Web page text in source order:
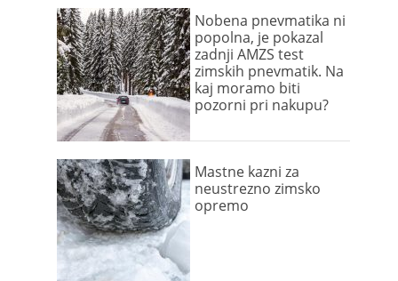
Nobena pnevmatika ni
popolna, je pokazal
zadnji AMZS test
zimskih pnevmatik. Na
kaj moramo biti
pozorni pri nakupu?
Mastne kazni za
neustrezno zimsko
opremo